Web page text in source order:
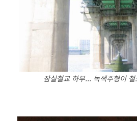
잠실철교 하부... 녹색주형이